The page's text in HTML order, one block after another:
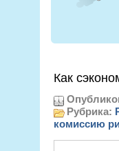
Как
Рубрика:
комиссию